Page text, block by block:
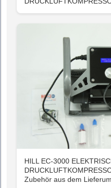
HILL EC-3000
Zubehör aus dem